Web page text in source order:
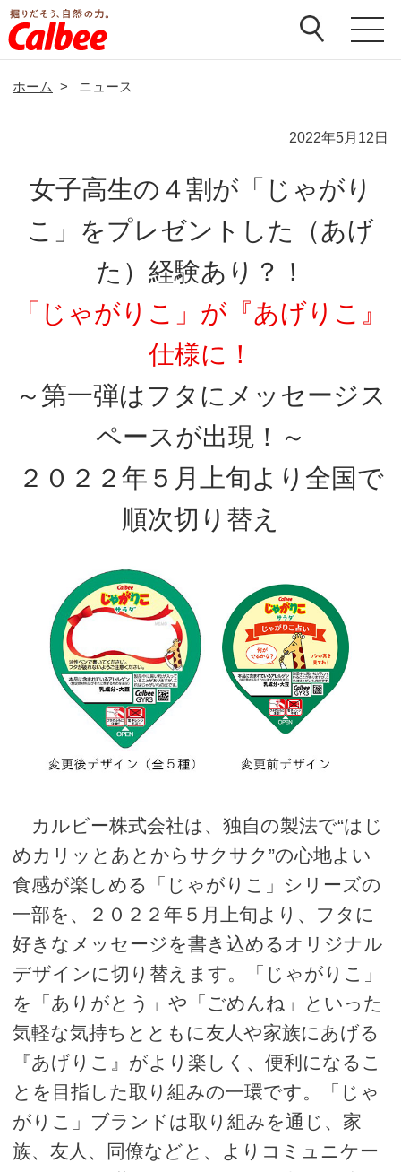
ホーム > ニュース
2022年5月12日
女子高生の４割が「じゃがり
こ」をプレゼントした（あげ
た）経験あり？！
「じゃがりこ」が『あげりこ』
仕様に！
～第一弾はフタにメッセージス
ペースが出現！～
２０２２年５月上旬より全国で
順次切り替え
カルビー株式会社は、独自の製法で“はじ
めカリッとあとからサクサク”の心地よい
食感が楽しめる「じゃがりこ」シリーズの
一部を、２０２２年５月上旬より、フタに
好きなメッセージを書き込めるオリジナル
デザインに切り替えます。「じゃがりこ」
を「ありがとう」や「ごめんね」といった
気軽な気持ちとともに友人や家族にあげる
『あげりこ』がより楽しく、便利になるこ
とを目指した取り組みの一環です。「じゃ
がりこ」ブランドは取り組みを通じ、家
族、友人、同僚などと、よりコミュニケー